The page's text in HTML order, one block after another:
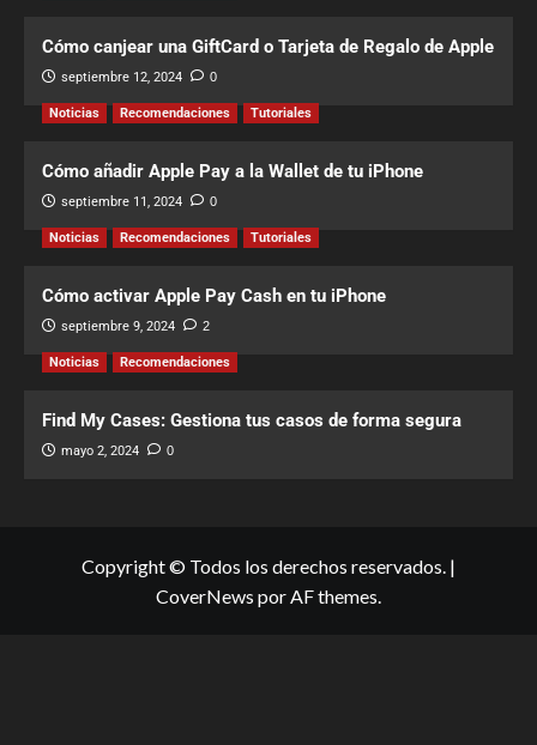
Cómo canjear una GiftCard o Tarjeta de Regalo de Apple
septiembre 12, 2024 0
Noticias Recomendaciones Tutoriales
Cómo añadir Apple Pay a la Wallet de tu iPhone
septiembre 11, 2024 0
Noticias Recomendaciones Tutoriales
Cómo activar Apple Pay Cash en tu iPhone
septiembre 9, 2024 2
Noticias Recomendaciones
Find My Cases: Gestiona tus casos de forma segura
mayo 2, 2024 0
Copyright © Todos los derechos reservados. |
CoverNews por AF themes.